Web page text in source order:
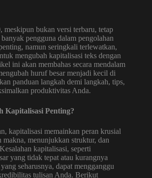
bukan versi terbaru, tetap
pengguna dalam pengolahan
namun seringkali terlewatkan,
mengubah kapitalisasi teks dengan
ini akan membahas secara mendalam
huruf besar menjadi kecil di
panduan langkah demi langkah, tips,
produktivitas Anda.
Kapitalisasi Penting?
kapitalisasi memainkan peran krusial
makna, menunjukkan struktur, dan
kapitalisasi, seperti
yang tidak tepat atau kurangnya
seharusnya, dapat mengganggu
tulisan Anda. Berikut